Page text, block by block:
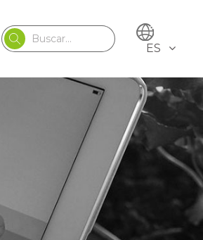
ES